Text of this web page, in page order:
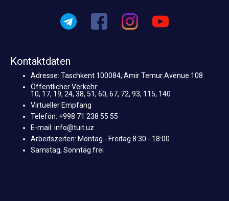
Kontaktdaten
Adresse: Taschkent 100084, Amir Temur Avenue 108
Öffentlicher Verkehr:
10, 17, 19, 24, 38, 51, 60, 67, 72, 93, 115, 140
Virtueller Empfang
Telefon: +998 71 238 55 55
E-mail: info@tuit.uz
Arbeitszeiten: Montag - Freitag 8:30 - 18:00
Samstag, Sonntag frei